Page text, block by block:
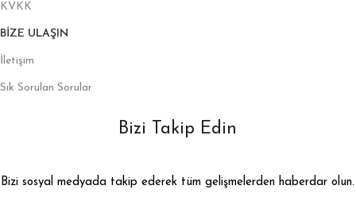
KVKK
BIZE ULAŞIN
İletişim
Sık Sorulan Sorular
Bizi Takip Edin
Bizi sosyal medyada takip ederek tüm gelişmelerden haberdar olun.